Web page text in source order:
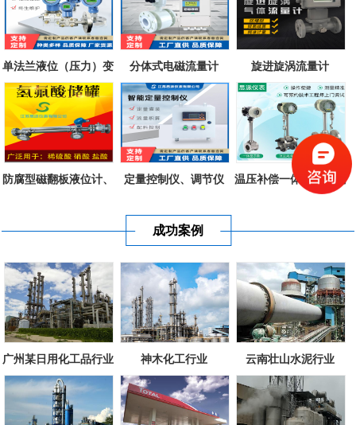
单法兰液位（压力）变
送器
分体式电磁流量计 旋进旋涡流量计
防腐型磁翻板液位计、
定量控制仪、调节仪
温压补偿一体式涡街流
成功案例
广州某日用化工品行业 神木化工行业 云南壮山水泥行业